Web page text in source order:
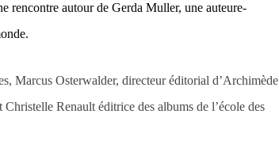
rencontre autour de Gerda Muller, une auteure-
Marcus Osterwalder, directeur éditorial d’Archimède
Renault éditrice des albums de l’école des